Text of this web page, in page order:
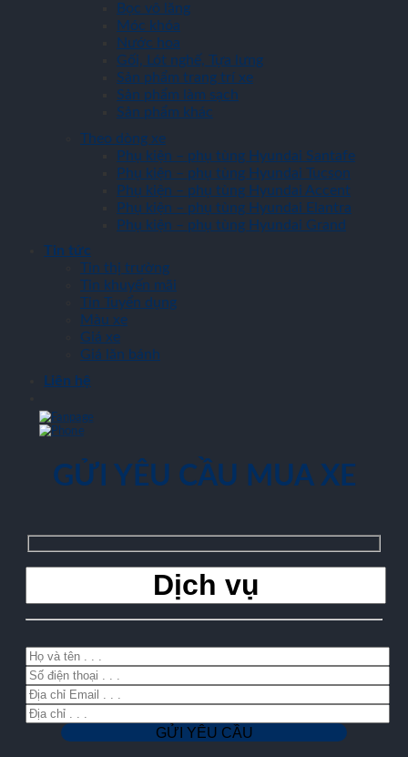
Bọc vô lăng
Móc khóa
Nước hoa
Gối, Lót nghế, Tựa lưng
Sản phẩm trang trí xe
Sản phẩm làm sạch
Sản phẩm khác
Theo dòng xe
Phụ kiện – phụ tùng Hyundai Santafe
Phụ kiện – phụ tùng Hyundai Tucson
Phụ kiện – phụ tùng Hyundai Accent
Phụ kiện – phụ tùng Hyundai Elantra
Phụ kiện – phụ tùng Hyundai Grand
Tin tức
Tin thị trường
Tin khuyến mãi
Tin Tuyển dụng
Màu xe
Giá xe
Giá lăn bánh
Liên hệ
GỬI YÊU CẦU MUA XE